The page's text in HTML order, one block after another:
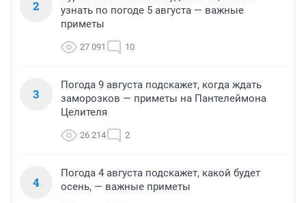
2
узнать по погоде 5 августа — важные
приметы
27 091 10
3
Погода 9 августа подскажет, когда ждать
заморозков — приметы на Пантелеймона
Целителя
26 214 2
4
Погода 4 августа подскажет, какой будет
осень, — важные приметы